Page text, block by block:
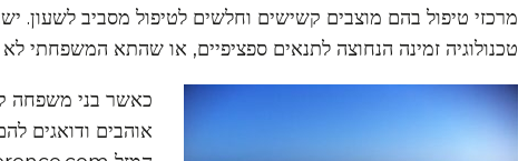
מרכזי טיפול בהם מוצבים קשישים וחלשים לטיפול מסביב לשעון.
טכנולוגיה זמינה הנחוצה לתנאים ספציפיים, או שהתא המשפחתי
כאשר בני משפחה
אוהבים ודואגים